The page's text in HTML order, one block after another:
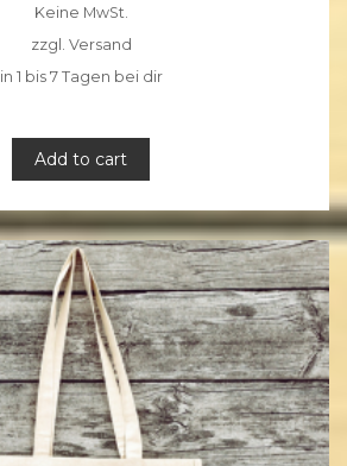
Keine MwSt.
zzgl. Versand
in 1 bis 7 Tagen bei dir
Add to cart